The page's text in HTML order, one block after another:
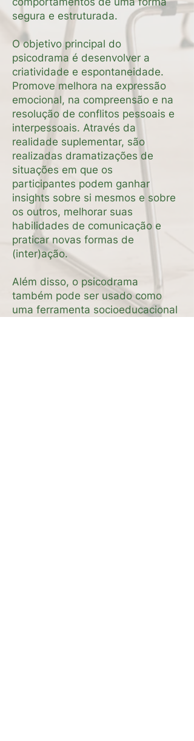
segura e estruturada.
O objetivo principal do
psicodrama é desenvolver a
criatividade e espontaneidade.
Promove melhora na expressão
emocional, na compreensão e na
resolução de conflitos pessoais e
interpessoais. Através da
realidade suplementar, são
realizadas dramatizações de
situações em que os
participantes podem ganhar
insights sobre si mesmos e sobre
os outros, melhorar suas
habilidades de comunicação e
praticar novas formas de
(inter)ação.
Além disso, o psicodrama
também pode ser usado como
uma ferramenta socioeducacional